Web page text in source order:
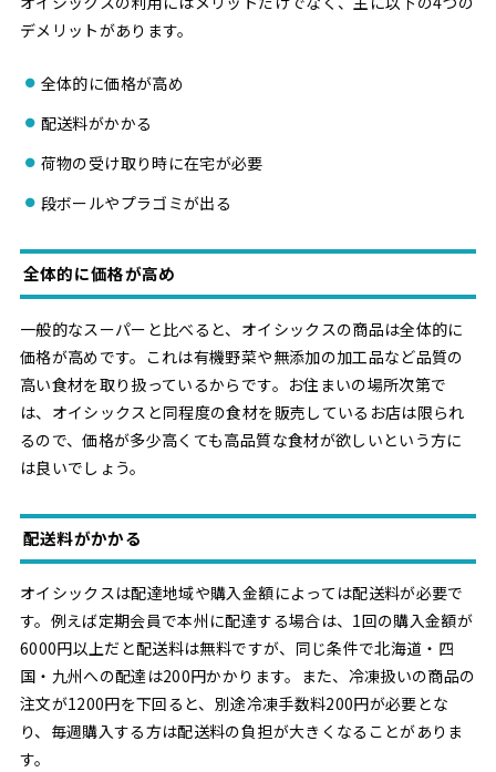
デメリットがあります。
全体的に価格が高め
配送料がかかる
荷物の受け取り時に在宅が必要
段ボールやプラゴミが出る
全体的に価格が高め
一般的なスーパーと比べると、オイシックスの商品は全体的に
価格が高めです。これは有機野菜や無添加の加工品など品質の
高い食材を取り扱っているからです。お住まいの場所次第で
は、オイシックスと同程度の食材を販売しているお店は限られ
るので、価格が多少高くても高品質な食材が欲しいという方に
は良いでしょう。
配送料がかかる
オイシックスは配達地域や購入金額によっては配送料が必要で
す。例えば定期会員で本州に配達する場合は、1回の購入金額が
6000円以上だと配送料は無料ですが、同じ条件で北海道・四
国・九州への配達は200円かかります。また、冷凍扱いの商品の
注文が1200円を下回ると、別途冷凍手数料200円が必要とな
り、毎週購入する方は配送料の負担が大きくなることがありま
す。